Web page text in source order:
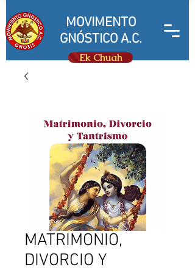
MOVIMENTO
GNÓSTICO A.C.
Ek Chuah
MATRIMONIO,
DIVORCIO Y